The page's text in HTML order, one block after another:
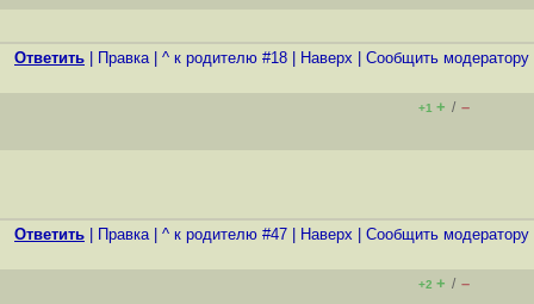
Ответить Правка| ^ к родителю #18 Наверх Cообщить модератору
+1 + / –
Ответить Правка| ^ к родителю #47 Наверх Cообщить модератору
+2 + / –